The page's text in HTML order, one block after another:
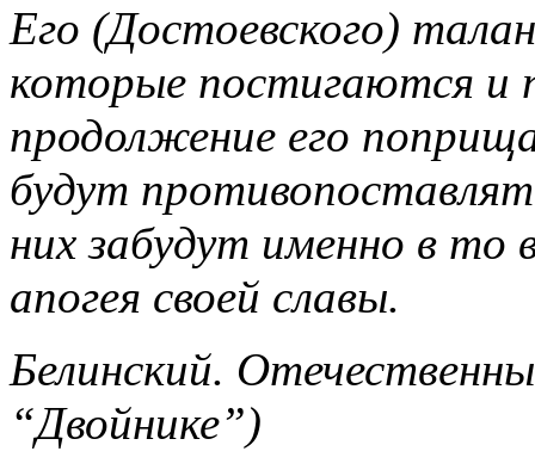
Его (Достоевского)
которые постигаются и
продолжение его
будут
них забудут именно в то
апогея своей славы.
Белинский.
“Двойнике”)